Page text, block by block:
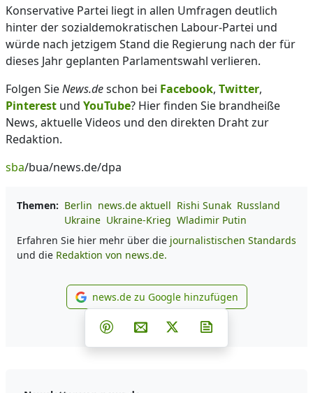
Konservative Partei liegt in allen Umfragen deutlich
hinter der sozialdemokratischen Labour-Partei und
würde nach jetzigem Stand die Regierung nach der für
dieses Jahr geplanten Parlamentswahl verlieren.
Folgen SieNews.deschon bei Facebook, Twitter,
Pinterest und YouTube? Hier finden Sie brandheiße
News, aktuelle Videos und den direkten Draht zur
Redaktion.
sba/bua/news.de/dpa
Themen: Berlin news.de aktuell Rishi Sunak Russland
Ukraine Ukraine-Krieg Wladimir Putin
Erfahren Sie hier mehr über die journalistischen Standards
und die Redaktion von news.de.
news.de zu Google
news.de zu Google hinzufügen
Teilen auf Facebook
Teilen auf Whatsapp
Teilen auf Telegram
Teilen auf Pinterest
Per E-Mail teilen
Post auf X